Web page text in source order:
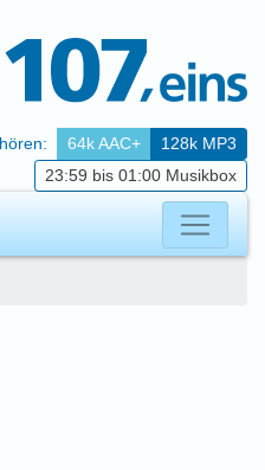
64k AAC+
128k MP3
23:59 bis 01:00 Musikbox